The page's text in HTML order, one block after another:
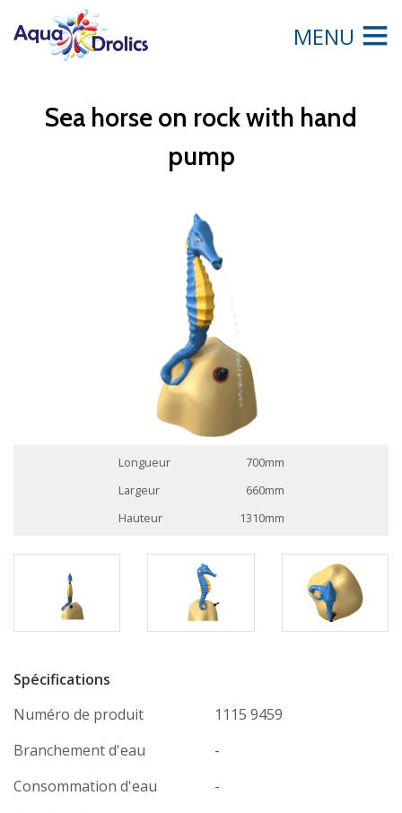
MENU
Sea horse on rock with hand
pump
Longueur
700mm
Largeur
660mm
Hauteur
1310mm
Spécifications
Numéro de produit
1115 9459
Branchement d'eau
-
Consommation d'eau
-